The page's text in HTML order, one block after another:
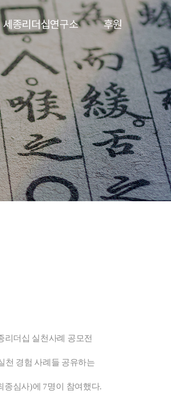
세종리더십연구소 후원
리더십 실천사례 공모전
천 경험 사례들 공유하는
종심사)에 7명이 참여했다.